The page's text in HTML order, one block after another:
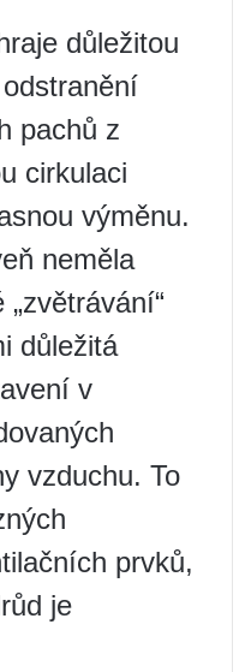
důležitou
pachů z
cirkulaci
výměnu.
neměla
důležitá
v
vzduchu. To
prvků,
je